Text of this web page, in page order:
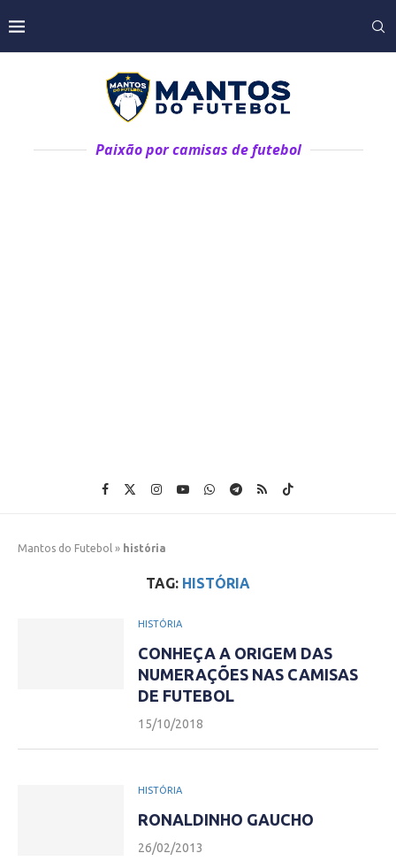
Paixão por camisas de futebol
Mantos do Futebol » história
TAG: HISTÓRIA
HISTÓRIA
CONHEÇA A ORIGEM DAS
NUMERAÇÕES NAS CAMISAS
DE FUTEBOL
15/10/2018
HISTÓRIA
RONALDINHO GAUCHO
26/02/2013